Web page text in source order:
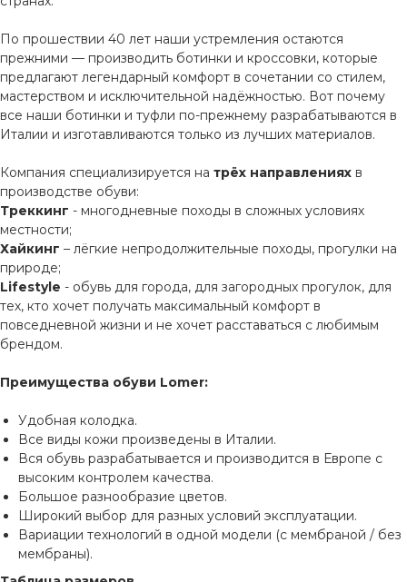
По прошествии 40 лет наши устремления остаются
прежними — производить ботинки и кроссовки, которые
предлагают легендарный комфорт в сочетании со стилем,
мастерством и исключительной надёжностью. Вот почему
все наши ботинки и туфли по-прежнему разрабатываются в
Италии и изготавливаются только из лучших материалов.
Компания специализируется на трёх направлениях в
производстве обуви:
Треккинг - многодневные походы в сложных условиях
местности;
Хайкинг – лёгкие непродолжительные походы, прогулки на
природе;
Lifestyle - обувь для города, для загородных прогулок, для
тех, кто хочет получать максимальный комфорт в
повседневной жизни и не хочет расставаться с любимым
брендом.
Преимущества обуви Lomer:
Удобная колодка.
Все виды кожи произведены в Италии.
Вся обувь разрабатывается и производится в Европе с
высоким контролем качества.
Большое разнообразие цветов.
Широкий выбор для разных условий эксплуатации.
Вариации технологий в одной модели (с мембраной / без
мембраны).